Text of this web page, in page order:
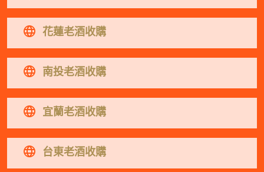
花蓮老酒收購
南投老酒收購
宜蘭老酒收購
台東老酒收購